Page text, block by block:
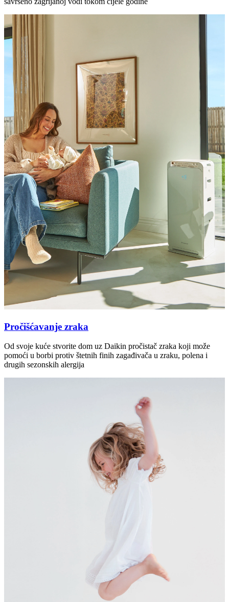
Pročišćavanje zraka
Od svoje kuće stvorite dom uz Daikin pročistač zraka koji može
pomoći u borbi protiv štetnih finih zagađivača u zraku, polena i
drugih sezonskih alergija